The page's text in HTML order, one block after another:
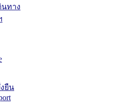
นทาง
ยืน